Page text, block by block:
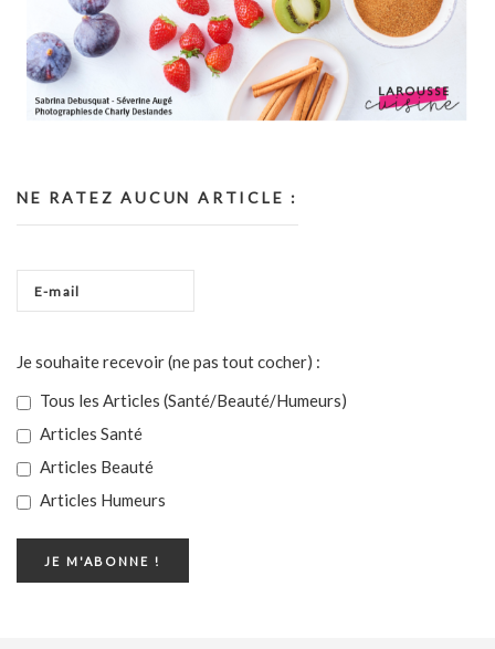
NE RATEZ AUCUN ARTICLE :
Je souhaite recevoir (ne pas tout cocher) :
Tous les Articles (Santé/Beauté/Humeurs)
Articles Santé
Articles Beauté
Articles Humeurs